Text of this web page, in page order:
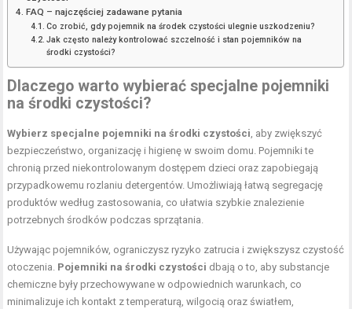
FAQ – najczęściej zadawane pytania
Co zrobić, gdy pojemnik na środek czystości ulegnie uszkodzeniu?
Jak często należy kontrolować szczelność i stan pojemników na
środki czystości?
Dlaczego warto wybierać specjalne pojemniki
na środki czystości?
Wybierz specjalne pojemniki na środki czystości , aby zwiększyć
bezpieczeństwo, organizację i higienę w swoim domu. Pojemniki te
chronią przed niekontrolowanym dostępem dzieci oraz zapobiegają
przypadkowemu rozlaniu detergentów. Umożliwiają łatwą segregację
produktów według zastosowania, co ułatwia szybkie znalezienie
potrzebnych środków podczas sprzątania.
Używając pojemników, ograniczysz ryzyko zatrucia i zwiększysz czystość
otoczenia. Pojemniki na środki czystości dbają o to, aby substancje
chemiczne były przechowywane w odpowiednich warunkach, co
minimalizuje ich kontakt z temperaturą, wilgocią oraz światłem,